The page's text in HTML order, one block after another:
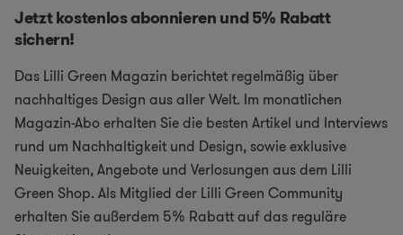
Jetzt kostenlos abonnieren und 5% Rabatt
sichern!
Das Lilli Green Magazin berichtet regelmäßig über
nachhaltiges Design aus aller Welt. Im monatlichen
Magazin-Abo erhalten Sie die besten Artikel und Interviews
rund um Nachhaltigkeit und Design, sowie exklusive
Neuigkeiten, Angebote und Verlosungen aus dem Lilli
Green Shop. Als Mitglied der Lilli Green Community
erhalten Sie außerdem 5% Rabatt auf das reguläre